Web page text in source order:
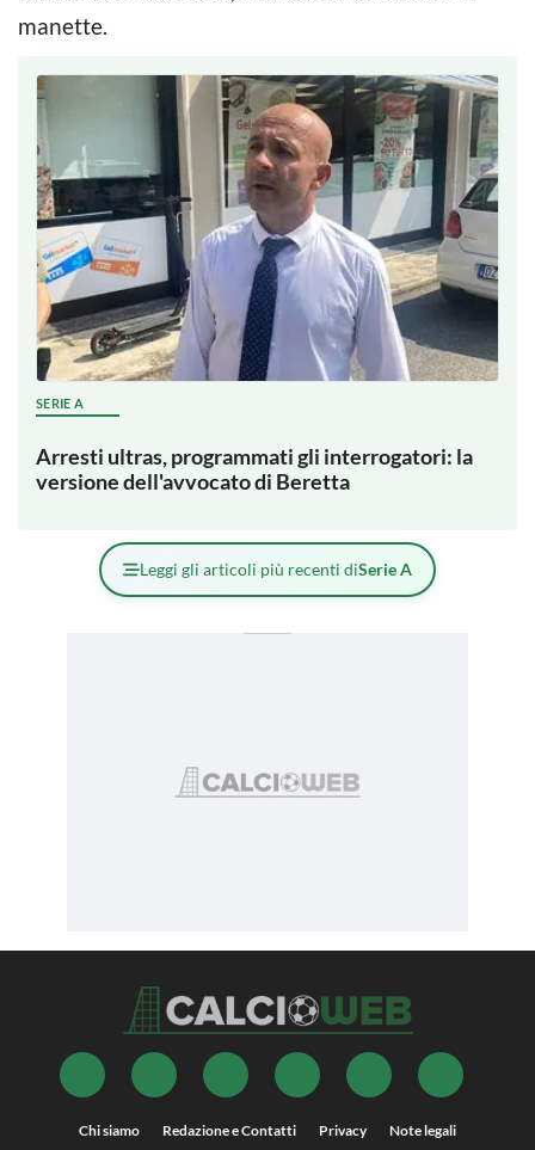
manette.
SERIE A
Arresti ultras, programmati gli interrogatori: la
versione dell'avvocato di Beretta
Leggi gli articoli più recenti diSerie A
Chi siamo Redazione e Contatti Privacy Note legali